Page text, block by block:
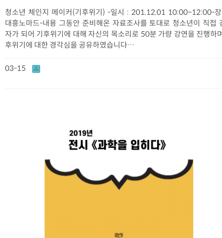
청소년 체인지 메이커(기후위기) -일시 : 201.12.01 10:00~12:00-
대흥노마드-내용 그동안 준비해온 자료조사를 토대로 청소년이 직접
자가 되어 기후위기에 대해 자신의 목소리로 50분 가량 강연을 진행하
후위기에 대한 경각심을 공유하였습니다…
03-15